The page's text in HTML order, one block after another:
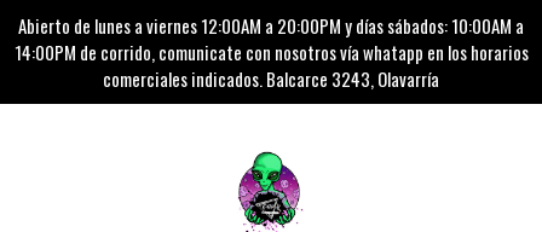
Abierto de lunes a viernes 12:00AM a 20:00PM y días sábados: 10:00AM a
14:00PM de corrido, comunicate con nosotros vía whatapp en los horarios
comerciales indicados. Balcarce 3243, Olavarría